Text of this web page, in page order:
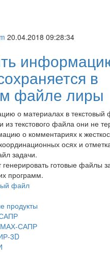
20.04.2018 09:28:34
в
файле лиры
о материалах в текстовый
из текстового файла они не
о комментариях к
осях и
задачи.
готовые файлы
программ.
файл
продукты
САПР
3D